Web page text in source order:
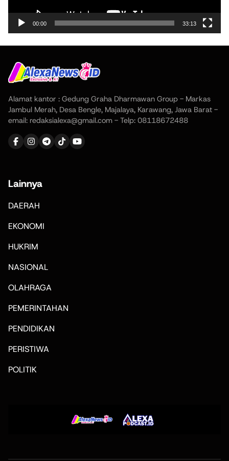
00:00 33:13
Alamat kantor : Gedung Graha Dharmawan Group - Markas
Jambul Merah, Desa Bengle, Majalaya, Karawang, Jawa Barat -
email: redaksialexa@gmail.com - Telp: 08118672488
Lainnya
DAERAH
EKONOMI
HUKRIM
NASIONAL
OLAHRAGA
PEMERINTAHAN
PENDIDIKAN
PERISTIWA
POLITIK